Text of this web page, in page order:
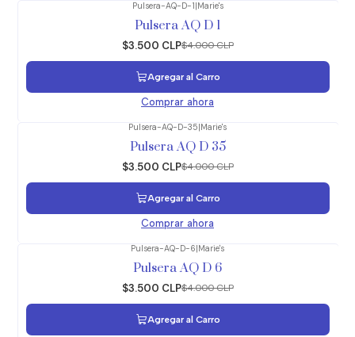
Pulsera-AQ-D-1|Marie's
Pulsera AQ D 1
$3.500 CLP$4.000 CLP
Agregar al Carro
Comprar ahora
Pulsera-AQ-D-35 Marie's
Pulsera AQ D 35
$3.500 CLP$4.000 CLP
Agregar al Carro
Comprar ahora
Pulsera-AQ-D-6 Marie's
Pulsera AQ D 6
$3.500 CLP$4.000 CLP
Agregar al Carro